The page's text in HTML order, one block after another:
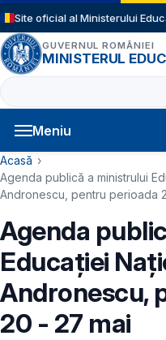
Sari la conținutul principal
Site oficial al Ministerului
GUVERNUL ROMÂNIEI
MINISTERUL
Caută
Meniu
Navigație principală
Cale de navigare
Acasă
Agenda publică a ministrului
Andronescu, pentru perioada
Agenda
Educației
Andronescu,
20 - 27 mai